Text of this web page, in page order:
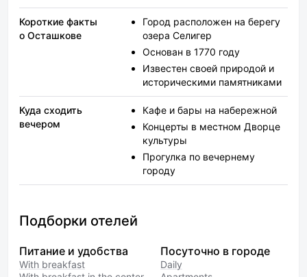
Короткие факты
о Осташкове
Город расположен на берегу
озера Селигер
Основан в 1770 году
Известен своей природой и
историческими памятниками
Куда сходить
вечером
Кафе и бары на набережной
Концерты в местном Дворце
культуры
Прогулка по вечернему
городу
Подборки отелей
Питание и удобства
With breakfast
Посуточно в городе
Daily